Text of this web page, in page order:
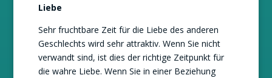
Liebe
Sehr fruchtbare Zeit für die Liebe des anderen
Geschlechts wird sehr attraktiv. Wenn Sie nicht
verwandt sind, ist dies der richtige Zeitpunkt für
die wahre Liebe. Wenn Sie in einer Beziehung